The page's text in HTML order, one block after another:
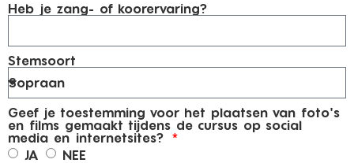
Heb je zang- of koorervaring?
Stemsoort
Geef je toestemming voor het plaatsen van foto's
en films gemaakt tijdens de cursus op social
media en internetsites?
JA
NEE